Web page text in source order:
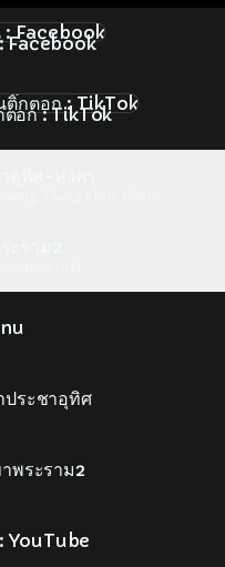
Facebook
ตอก : TikTok
ประชาอุทิศ
พระราม2
YouTube